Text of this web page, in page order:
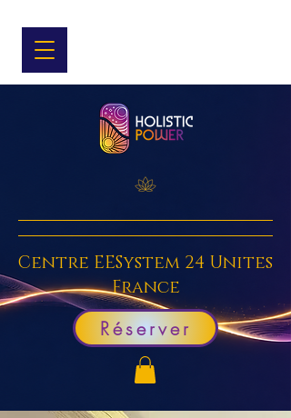
Centre EESystem 24 Unites
France
Réserver